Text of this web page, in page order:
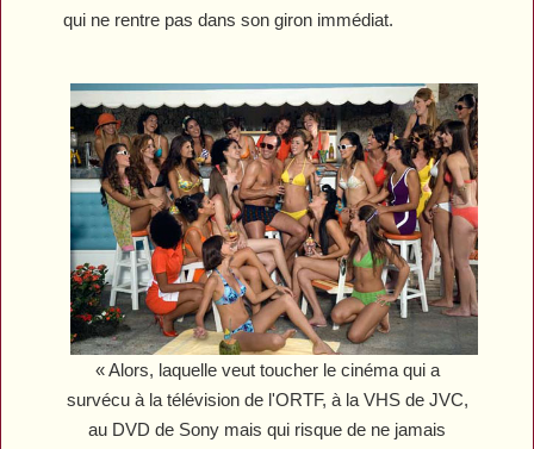
qui ne rentre pas dans son giron immédiat.
« Alors, laquelle veut toucher le cinéma qui a
survécu à la télévision de l'ORTF, à la VHS de JVC,
au DVD de Sony mais qui risque de ne jamais